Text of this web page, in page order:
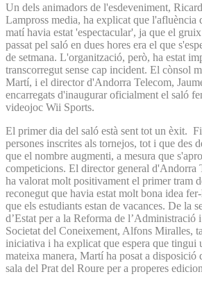
Un dels animadors de l'esdeveniment,
Lampross media, ha explicat que l'afluència
matí havia estat 'espectacular', ja que el
passat pel saló en dues hores era el que
de setmana. L'organització, però, ha estat
transcorregut sense cap incident. El cònsol
Martí, i el director d'Andorra Telecom,
encarregats d'inaugurar oficialment el saló
videojoc Wii Sports.
El primer dia del saló està sent tot un èxit.
persones inscrites als tornejos, tot i que des
que el nombre augmenti, a mesura que
competicions. El director general d'Andorra
ha valorat molt positivament el primer tram
reconegut que havia estat molt bona idea
que els estudiants estan de vacances. De la
d’Estat per a la Reforma de l’Administració
Societat del Coneixement, Alfons Miralles,
iniciativa i ha explicat que espera que tingui
mateixa manera, Martí ha posat a disposició
sala del Prat del Roure per a properes